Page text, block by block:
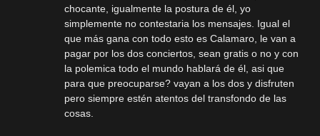
chocante, igualmente la postura de él, yo
simplemente no contestaria los mensajes. Igual el
que más gana con todo esto es Calamaro, le van a
pagar por los dos conciertos, sean gratis o no y con
la polemica todo el mundo hablará de él, asi que
para que preocuparse? vayan a los dos y disfruten
pero siempre estén atentos del transfondo de las
cosas.